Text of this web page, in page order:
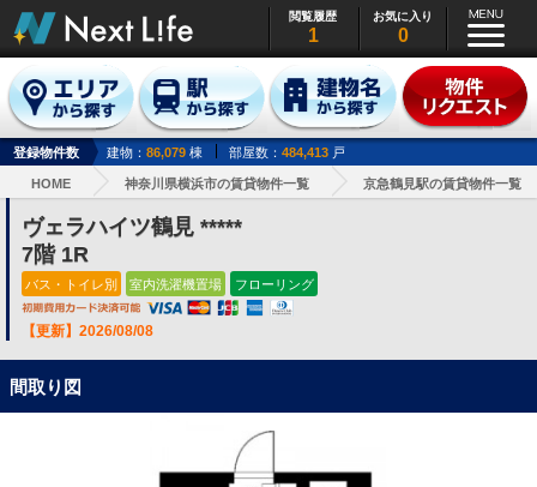
閲覧履歴
1
お気に入り
0
登録物件数 建物： 86,079 棟 部屋数： 484,413 戸
HOME 神奈川県横浜市の賃貸物件一覧 京急鶴見駅の賃貸物件一覧
ヴェラハイツ鶴見 *****
7階 1R
バス・トイレ別 室内洗濯機置場 フローリング
【更新】2026/08/08
間取り図